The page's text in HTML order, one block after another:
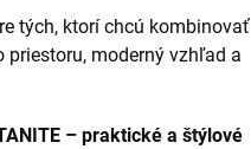
tých, ktorí chcú kombinovať
moderný vzhľad a
– praktické a štýlové